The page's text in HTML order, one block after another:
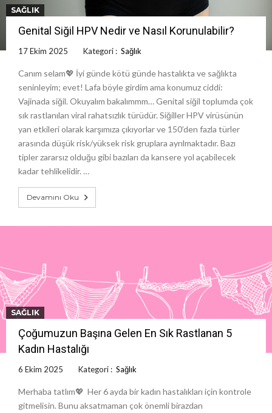
SAĞLIK
Genital Siğil HPV Nedir ve Nasıl Korunulabilir?
17 Ekim 2025 Kategori : Sağlık
Canım selam💖 İyi günde kötü günde hastalıkta ve sağlıkta
seninleyim; evet! Lafa böyle girdim ama konumuz ciddi:
Vajinada siğil. Okuyalım bakalımmm… Genital siğil toplumda çok
sık rastlanılan viral rahatsızlık türüdür. Siğiller HPV virüsünün
yan etkileri olarak karşımıza çıkıyorlar ve 150’den fazla türler
arasında düşük risk/yüksek risk gruplara ayrılmaktadır. Bazı
tipler zararsız olduğu gibi bazıları da kansere yol açabilecek
kadar tehlikelidir. …
Devamını Oku
SAĞLIK
Çoğumuzun Başına Gelen En Sık Rastlanan 5
Kadın Hastalığı
6 Ekim 2025 Kategori : Sağlık
Merhaba tatlım💖 Her 6 ayda bir kadın hastalıkları için kontrole
gitmelisin. Bunu aksatmaman çok önemli birazdan